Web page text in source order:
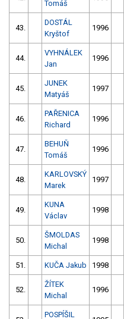
Tomáš
43.
DOSTÁL
Kryštof
1996
44.
VYHNÁLEK
Jan
1996
45.
JUNEK
Matyáš
1997
46.
PAŘENICA
Richard
1996
47.
BEHUŇ
Tomáš
1996
48.
KARLOVSKÝ
Marek
1997
49.
KUNA
Václav
1998
50.
ŠMOLDAS
Michal
1998
51. KUČA Jakub 1998
52.
ŽÍTEK
Michal
1996
POSPÍŠIL